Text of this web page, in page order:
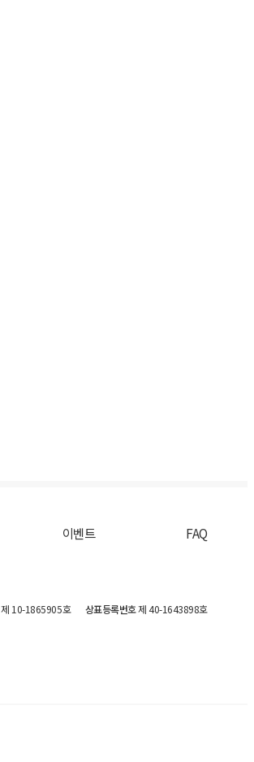
이벤트 FAQ
제 10-1865905호 상표등록번호제 40-1643898호